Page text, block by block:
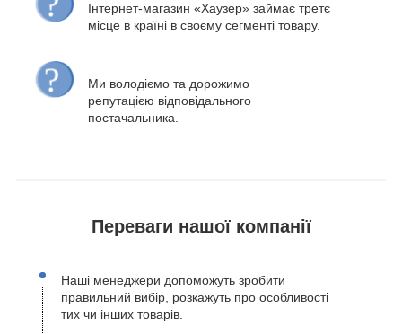
Інтернет-магазин «Хаузер» займає третє
місце в країні в своєму сегменті товару.
Ми володіємо та дорожимо
репутацією відповідального
постачальника.
Переваги нашої компанії
Наші менеджери допоможуть зробити
правильний вибір, розкажуть про особливості
тих чи інших товарів.